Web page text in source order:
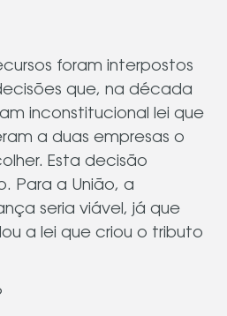
foram interpostos
que, na década
inconstitucional lei que
a duas empresas o
Esta decisão
Para a União, a
seria viável, já que
a lei que criou o tributo